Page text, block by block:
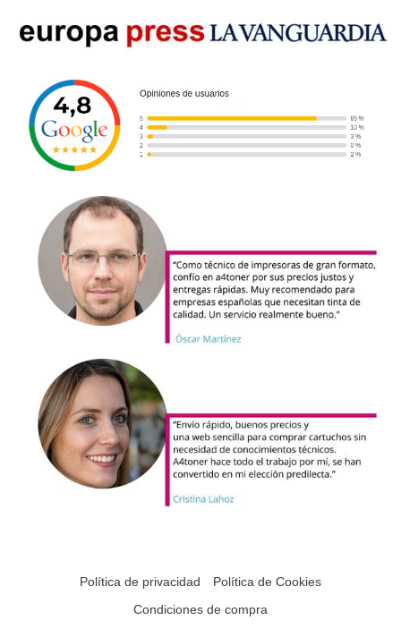
Política de privacidad
Política de Cookies
Condiciones de compra